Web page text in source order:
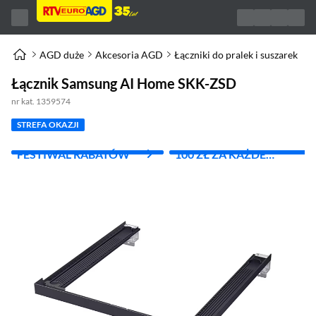
AGD duże Akcesoria AGD Łączniki do pralek i suszarek
Łącznik Samsung AI Home SKK-ZSD
nr kat. 1359574
STREFA OKAZJI
FESTIWAL RABATÓW
100 ZŁ ZA KAŻDE